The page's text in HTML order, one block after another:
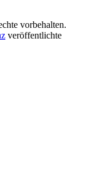
vorbehalten.
veröffentlichte